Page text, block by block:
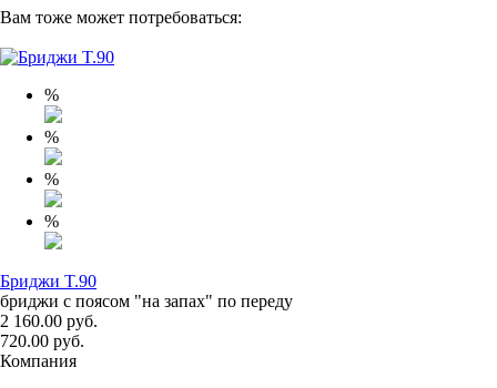
Вам тоже может потребоваться:
%
%
%
%
Бриджи T.90
бриджи с поясом "на запах" по переду
2 160.00 руб.
720.00 руб.
Компания